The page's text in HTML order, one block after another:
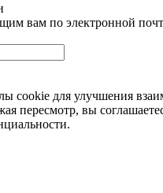
вам по электронной
cookie для улучшения
пересмотр, вы